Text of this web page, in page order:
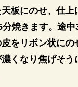
板にのせ、仕上
焼きます。途中
をリボン状にの
くなり焦げそう